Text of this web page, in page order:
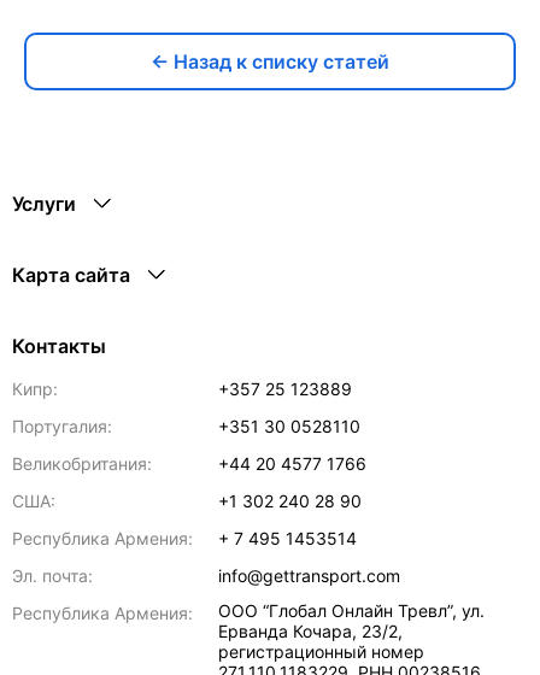
← Назад к списку статей
Услуги
Карта сайта
Контакты
Кипр:
+357 25 123889
Португалия:
+351 30 0528110
Великобритания:
+44 20 4577 1766
США:
+1 302 240 28 90
Республика Армения:
+ 7 495 1453514
Эл. почта:
info@gettransport.com
Республика Армения:
ООО “Глобал Онлайн Тревл”, ул.
Ерванда Кочара, 23/2,
регистрационный номер